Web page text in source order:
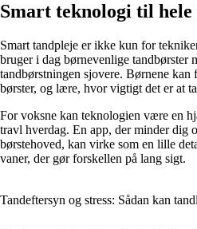
Smart teknologi til
Smart tandpleje er ikke kun for
bruger i dag børnevenlige tandbørster
tandbørstningen sjovere. Børnene
børster, og lære, hvor vigtigt det er at
For voksne kan teknologien være en
travl hverdag. En app, der minder dig
børstehoved, kan virke som en lille
vaner, der gør forskellen på lang sigt.
Tandeftersyn og stress: Sådan kan